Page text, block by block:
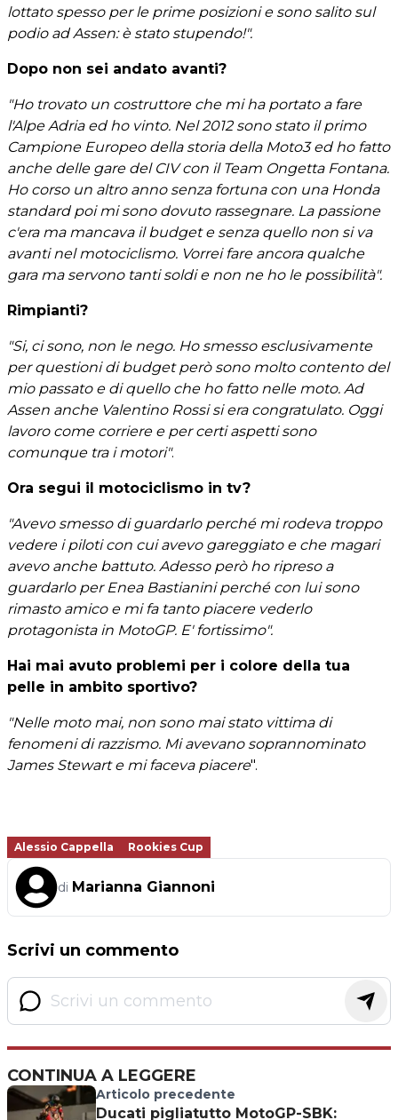
lottato spesso per le prime posizioni e sono salito sul
podio ad Assen: è stato stupendo!".
Dopo non sei andato avanti?
"Ho trovato un costruttore che mi ha portato a fare
l'Alpe Adria ed ho vinto. Nel 2012 sono stato il primo
Campione Europeo della storia della Moto3 ed ho fatto
anche delle gare del CIV con il Team Ongetta Fontana.
Ho corso un altro anno senza fortuna con una Honda
standard poi mi sono dovuto rassegnare. La passione
c'era ma mancava il budget e senza quello non si va
avanti nel motociclismo. Vorrei fare ancora qualche
gara ma servono tanti soldi e non ne ho le possibilità".
Rimpianti?
"Si, ci sono, non le nego. Ho smesso esclusivamente
per questioni di budget però sono molto contento del
mio passato e di quello che ho fatto nelle moto. Ad
Assen anche Valentino Rossi si era congratulato. Oggi
lavoro come corriere e per certi aspetti sono
comunque tra i motori".
Ora segui il motociclismo in tv?
"Avevo smesso di guardarlo perché mi rodeva troppo
vedere i piloti con cui avevo gareggiato e che magari
avevo anche battuto. Adesso però ho ripreso a
guardarlo per Enea Bastianini perché con lui sono
rimasto amico e mi fa tanto piacere vederlo
protagonista in MotoGP. E' fortissimo".
Hai mai avuto problemi per i colore della tua
pelle in ambito sportivo?
"Nelle moto mai, non sono mai stato vittima di
fenomeni di razzismo. Mi avevano soprannominato
James Stewart e mi faceva piacere".
Alessio Cappella Rookies Cup
di Marianna Giannoni
Scrivi un commento
CONTINUA A LEGGERE
Articolo precedente
Ducati pigliatutto MotoGP-SBK: